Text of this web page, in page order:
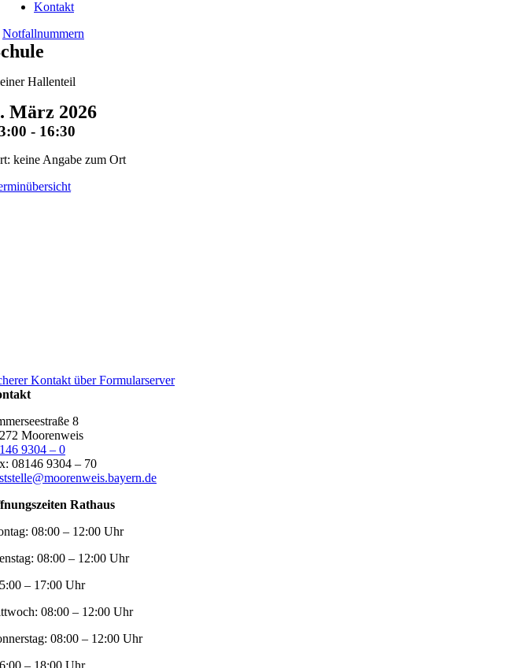
Kontakt
Notfallnummern
Hallenteil
März 2026
- 16:30
keine Angabe zum Ort
Kontakt über Formularserver
8
Moorenweis
9304 – 0
08146 9304 – 70
Rathaus
08:00 – 12:00 Uhr
08:00 – 12:00 Uhr
– 17:00 Uhr
08:00 – 12:00 Uhr
08:00 – 12:00 Uhr
– 18:00 Uhr